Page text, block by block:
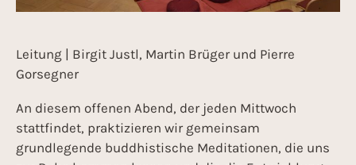
Leitung | Birgit Justl, Martin Brüger und Pierre
Gorsegner
An diesem offenen Abend, der jeden Mittwoch
stattfindet, praktizieren wir gemeinsam
grundlegende buddhistische Meditationen, die uns